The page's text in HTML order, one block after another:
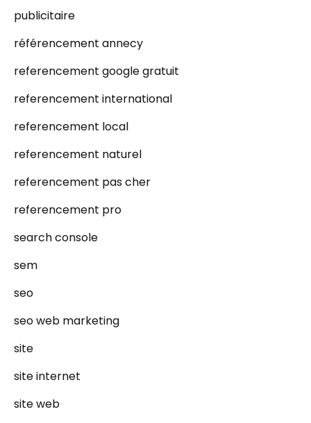
publicitaire
référencement annecy
referencement google gratuit
referencement international
referencement local
referencement naturel
referencement pas cher
referencement pro
search console
sem
seo
seo web marketing
site
site internet
site web